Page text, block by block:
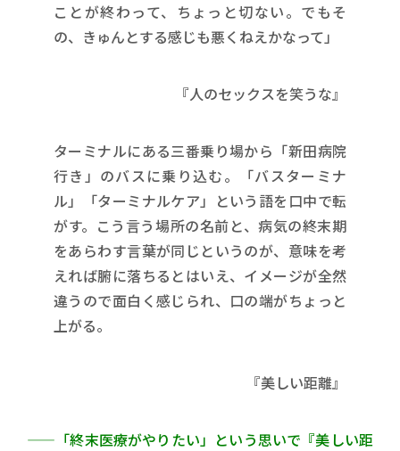
ことが終わって、ちょっと切ない。でもそ
の、きゅんとする感じも悪くねえかなって」
『人のセックスを笑うな』
ターミナルにある三番乗り場から「新田病院
行き」のバスに乗り込む。「バスターミナ
ル」「ターミナルケア」という語を口中で転
がす。こう言う場所の名前と、病気の終末期
をあらわす言葉が同じというのが、意味を考
えれば腑に落ちるとはいえ、イメージが全然
違うので面白く感じられ、口の端がちょっと
上がる。
『美しい距離』
——「終末医療がやりたい」という思いで『美しい距